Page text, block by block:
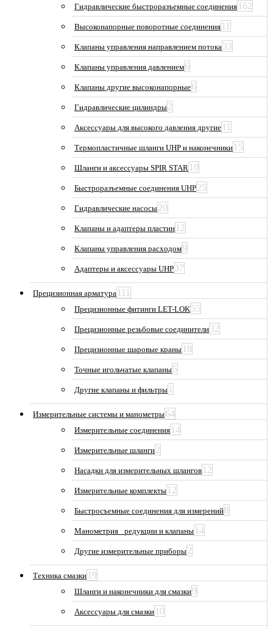
Гидравлические быстроразъемные соединения 162
Высоконапорные поворотные соединения 11
Клапаны управления направлением потока33
Клапаны управления давлением6
Клапаны другие высоконапорные6
Гидравлические цилиндры2
Аксессуары для высокого давления другие 11
Термопластичные шланги UHP и наконечники 15
Шланги и аксессуары SPIR STAR 10
Быстроразъемные соединения UHP25
Гидравлические насосы20
Клапаны и адаптеры пластин 12
Клапаны управления расходом9
Адаптеры и аксессуары UHP37
Прецизионная арматура 111
Прецизионные фитинги LET-LOK55
Прецизионные резьбовые соединители32
Прецизионные шаровые краны 18
Точные игольчатые клапаны5
Другие клапаны и фильтры 1
Измерительные системы и манометры64
Измерительные соединения 14
Измерительные шланги2
Насадки для измерительных шлангов 12
Измерительные комплекты 12
Быстросъемные соединения для измерений8
Манометрия_ редукции и клапаны 14
Другие измерительные приборы2
Техника смазки 19
Шланги и наконечники для смазки9
Аксессуары для смазки 10